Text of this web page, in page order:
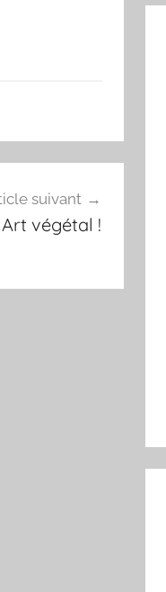
suivant
Art végétal !